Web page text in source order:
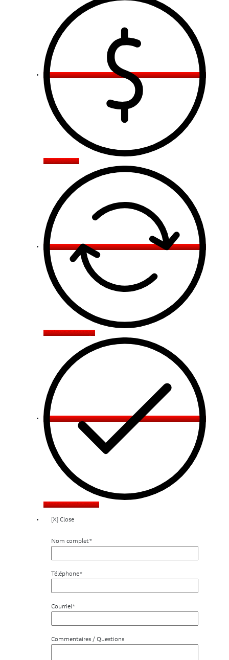
Financement
Véhicule d'échange
Réservez cette moto
[X] Close
Nom complet*
Téléphone*
Courriel*
Commentaires / Questions